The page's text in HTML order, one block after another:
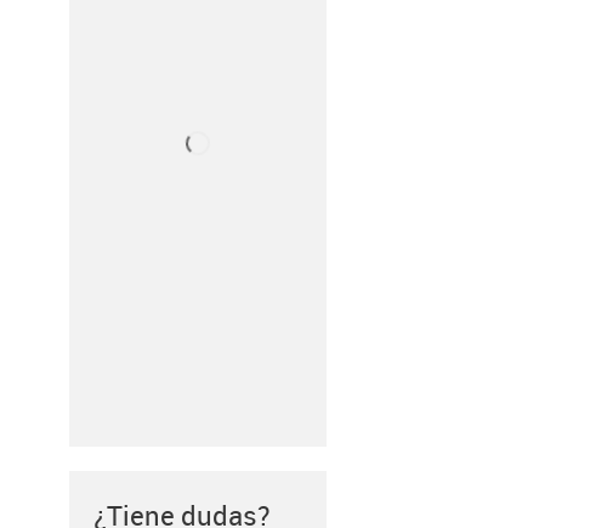
¿Tiene dudas?